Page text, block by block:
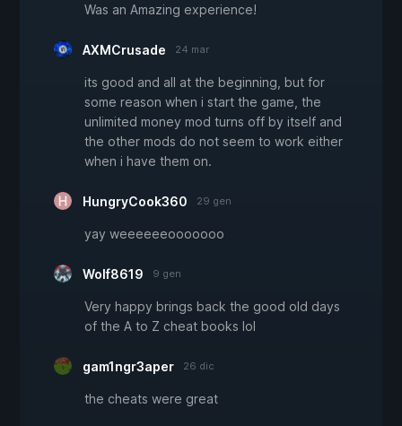
Was an Amazing experience!
AXMCrusade 24 mar
its good and all at the beginning, but for
some reason when i start the game, the
unlimited money mod turns off by itself and
the other mods do not seem to work either
when i have them on.
HungryCook360 29 gen
yay weeeeeeooooooo
Wolf8619 9 gen
Very happy brings back the good old days
of the A to Z cheat books lol
gam1ngr3aper 26 dic
the cheats were great